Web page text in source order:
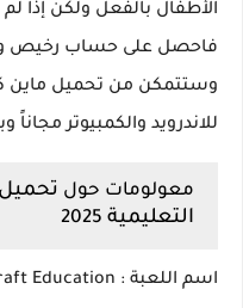
الأطفال بالفعل ولكن إذا
فاحصل على حساب رخيص
وستتمكن من تحميل ماين
للاندرويد والكمبيوتر مجاناً
معولومات حول
التعليمية
اسم اللعبة : Minecraft Education